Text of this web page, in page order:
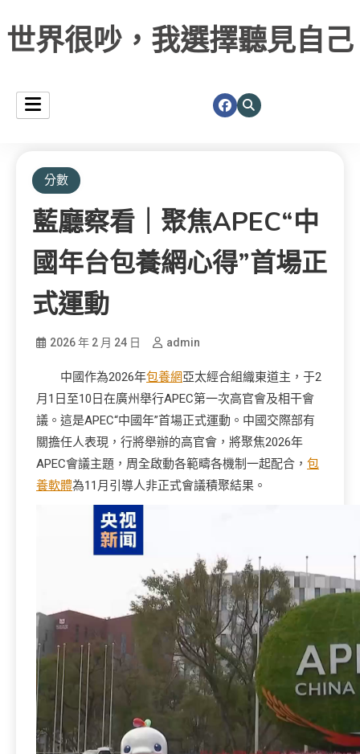
世界很吵，我選擇聽見自己
分數
藍廳察看｜聚焦APEC“中
國年台包養網心得”首場正
式運動
2026 年 2 月 24 日 admin
中國作為2026年包養網亞太經合組織東道主，于2
月1日至10日在廣州舉行APEC第一次高官會及相干會
議。這是APEC“中國年”首場正式運動。中國交際部有
關擔任人表現，行將舉辦的高官會，將聚焦2026年
APEC會議主題，周全啟動各範疇各機制一起配合， 包
養軟體為11月引導人非正式會議積聚結果。